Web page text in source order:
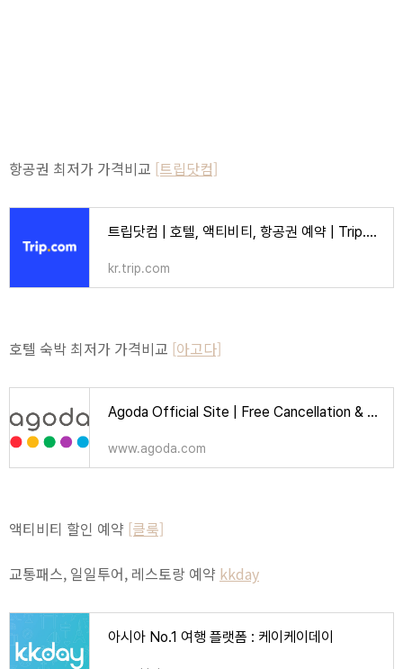
항공권 최저가 가격비교 [트립닷컴]
트립닷컴 | 호텔, 액티비티, 항공권 예약 | Trip.com
kr.trip.com
호텔 숙박 최저가 가격비교 [아고다]
Agoda Official Site | Free Cancellation & Booking Deals | Over 2 Million Hotels
www.agoda.com
액티비티 할인 예약 [클룩]
교통패스, 일일투어, 레스토랑 예약 kkday
아시아 No.1 여행 플랫폼 : 케이케이데이